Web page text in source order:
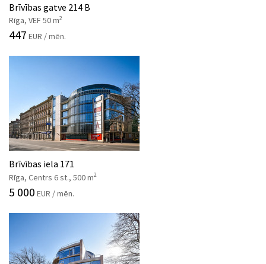
Brīvības gatve 214 B
Rīga, VEF 50 m2
447 EUR / mēn.
Brīvības iela 171
Rīga, Centrs 6 st., 500 m2
5 000 EUR / mēn.